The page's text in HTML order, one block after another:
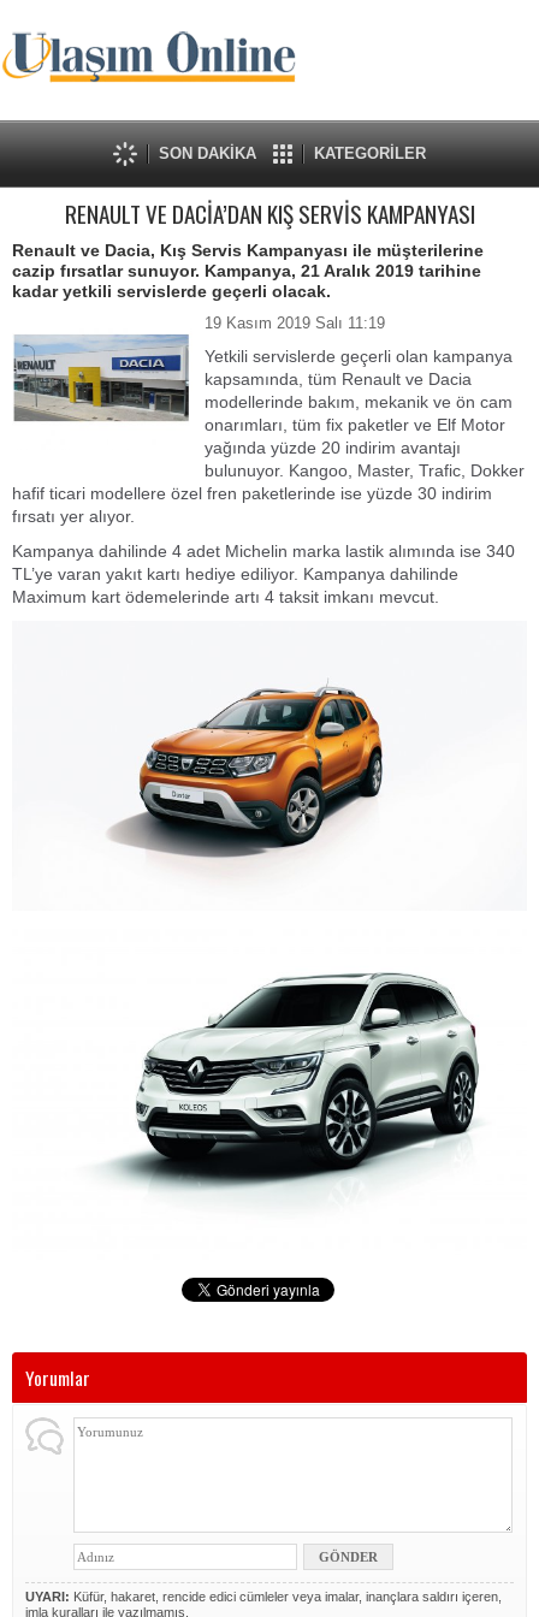
SON DAKİKA KATEGORİLER
RENAULT VE DACİA’DAN KIŞ SERVİS KAMPANYASI
Renault ve Dacia, Kış Servis Kampanyası ile müşterilerine
cazip fırsatlar sunuyor. Kampanya, 21 Aralık 2019 tarihine
kadar yetkili servislerde geçerli olacak.
19 Kasım 2019 Salı 11:19
Yetkili servislerde geçerli olan kampanya
kapsamında, tüm Renault ve Dacia
modellerinde bakım, mekanik ve ön cam
onarımları, tüm fix paketler ve Elf Motor
yağında yüzde 20 indirim avantajı
bulunuyor. Kangoo, Master, Trafic, Dokker
hafif ticari modellere özel fren paketlerinde ise yüzde 30 indirim
fırsatı yer alıyor.
Kampanya dahilinde 4 adet Michelin marka lastik alımında ise 340
TL’ye varan yakıt kartı hediye ediliyor. Kampanya dahilinde
Maximum kart ödemelerinde artı 4 taksit imkanı mevcut.
Yorumlar
UYARI: Küfür, hakaret, rencide edici cümleler veya imalar, inançlara saldırı içeren,
imla kuralları ile yazılmamış,